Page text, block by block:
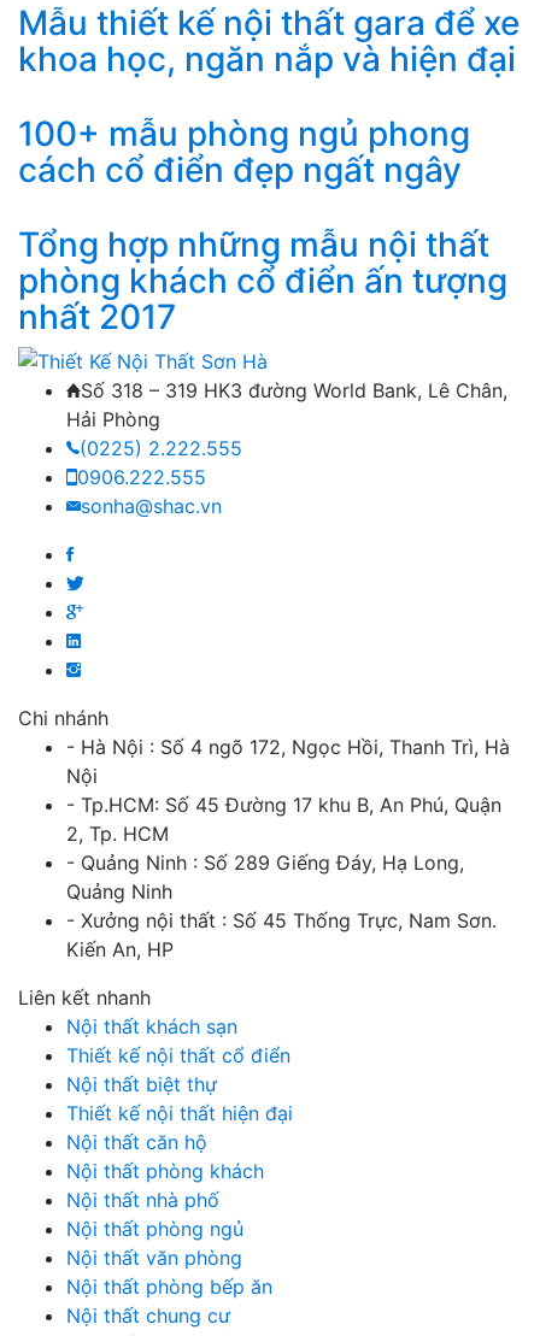
Mẫu thiết kế nội thất gara để xe
khoa học, ngăn nắp và hiện đại
100+ mẫu phòng ngủ phong
cách cổ điển đẹp ngất ngây
Tổng hợp những mẫu nội thất
phòng khách cổ điển ấn tượng
nhất 2017
Số 318 – 319 HK3 đường World Bank, Lê Chân,
Hải Phòng
(0225) 2.222.555
0906.222.555
sonha@shac.vn
Chi nhánh
- Hà Nội : Số 4 ngõ 172, Ngọc Hồi, Thanh Trì, Hà
Nội
- Tp.HCM: Số 45 Đường 17 khu B, An Phú, Quận
2, Tp. HCM
- Quảng Ninh : Số 289 Giếng Đáy, Hạ Long,
Quảng Ninh
- Xưởng nội thất : Số 45 Thống Trực, Nam Sơn.
Kiến An, HP
Liên kết nhanh
Nội thất khách sạn
Thiết kế nội thất cổ điển
Nội thất biệt thự
Thiết kế nội thất hiện đại
Nội thất căn hộ
Nội thất phòng khách
Nội thất nhà phố
Nội thất phòng ngủ
Nội thất văn phòng
Nội thất phòng bếp ăn
Nội thất chung cư